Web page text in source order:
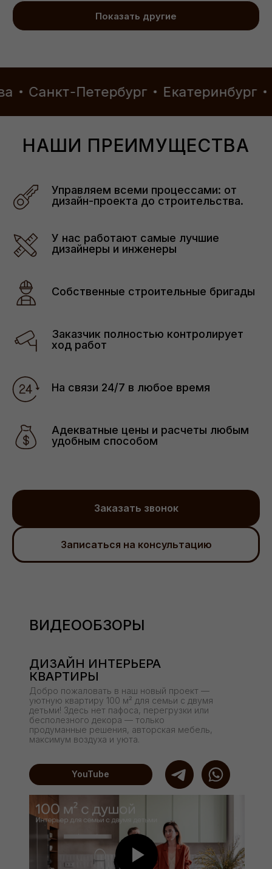
Показать другие
ЖК Holland Park
Узнать больше
Патриаршие пруды
Узнать больше
Дом на Минаева
Екатеринбург Казань
НАШИ ПРЕИМУЩЕСТВА
Управляем всеми процессами: от
дизайн-проекта до строительства.
У нас работают самые лучшие
дизайнеры и инженеры
Собственные строительные бригады
Заказчик полностью контролирует
ход работ
На связи 24/7 в любое время
Адекватные цены и расчеты любым
удобным способом
Заказать звонок
Записаться на консультацию
ВИДЕООБЗОРЫ
ДИЗАЙН ИНТЕРЬЕРА
КВАРТИРЫ
Добро пожаловать в наш новый проект —
уютную квартиру 100 м² для семьи с двумя
детьми! Здесь нет пафоса, перегрузки или
бесполезного декора — только
продуманные решения, авторская мебель,
максимум воздуха и уюта.
YouTube